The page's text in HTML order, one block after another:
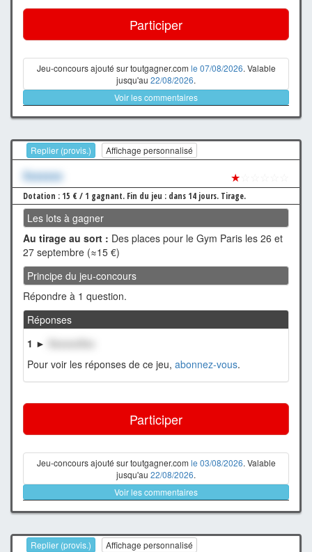
Participer
Jeu-concours ajouté sur toutgagner.com le 07/08/2026. Valable
jusqu'au 22/08/2026.
Voir les commentaires
Replier (provis.) Affichage personnalisé
Xxxxxxx ★
Dotation : 15 € / 1 gagnant. Fin du jeu : dans 14 jours. Tirage.
Les lots à gagner
Au tirage au sort : Des places pour le Gym Paris les 26 et
27 septembre (≈15 €)
Principe du jeu-concours
Répondre à 1 question.
Réponses
1 ►
XxxxxxXxx
Pour voir les réponses de ce jeu, abonnez-vous.
Participer
Jeu-concours ajouté sur toutgagner.com le 03/08/2026. Valable
jusqu'au 22/08/2026.
Voir les commentaires
Replier (provis.) Affichage personnalisé